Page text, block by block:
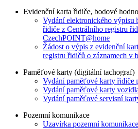
Evidenční karta řidiče, bodové
Vydání elektronického výpisu
řidiče z Centrálního registru
CzechPOINT@home
Žádost o výpis z evidenční
registru řidičů o záznamech v
Paměťové karty (digitální tachograf)
Vydání paměťové karty řidiče
Vydání paměťové karty
Vydání paměťové servisní
Pozemní komunikace
Uzavírka pozemní komunikace